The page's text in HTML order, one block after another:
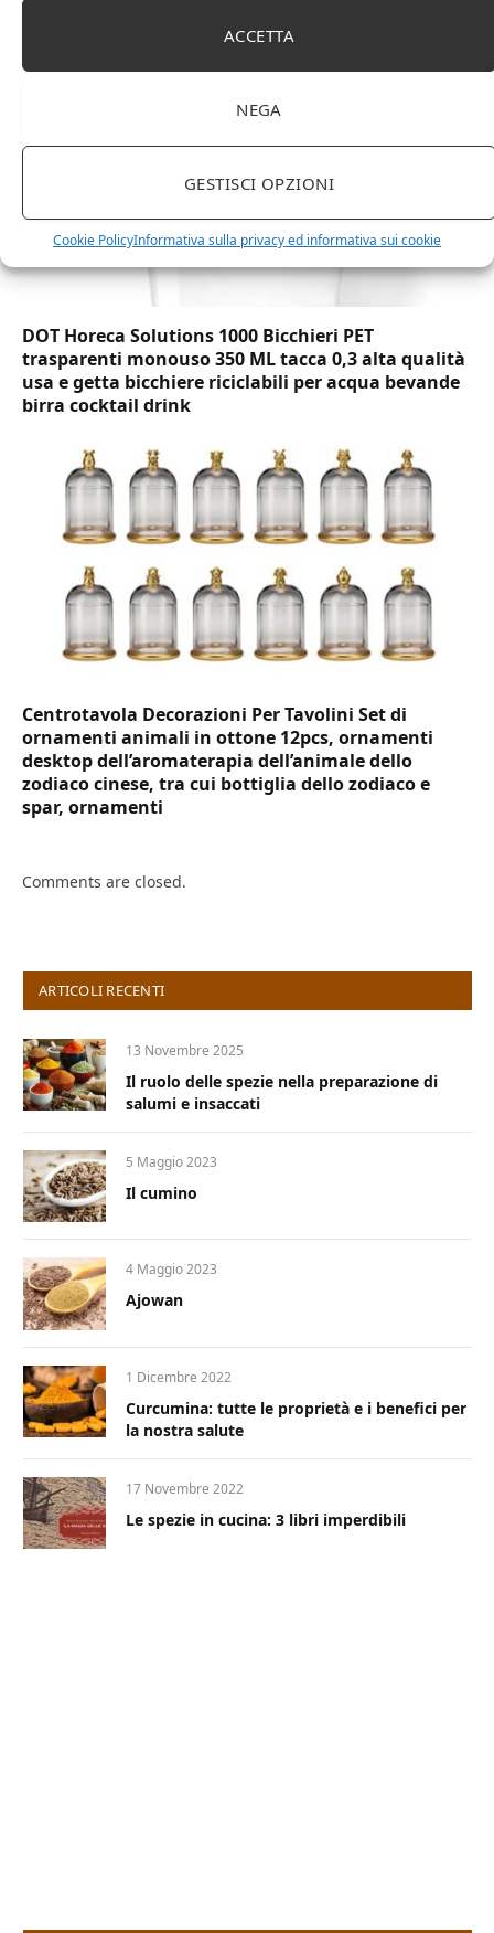
ACCETTA
NEGA
GESTISCI OPZIONI
Cookie PolicyInformativa sulla privacy ed informativa sui cookie
DOT Horeca Solutions 1000 Bicchieri PET
trasparenti monouso 350 ML tacca 0,3 alta qualità
usa e getta bicchiere riciclabili per acqua bevande
birra cocktail drink
Centrotavola Decorazioni Per Tavolini Set di
ornamenti animali in ottone 12pcs, ornamenti
desktop dell’aromaterapia dell’animale dello
zodiaco cinese, tra cui bottiglia dello zodiaco e
spar, ornamenti
Comments are closed.
ARTICOLI RECENTI
13 Novembre 2025
Il ruolo delle spezie nella preparazione di
salumi e insaccati
5 Maggio 2023
Il cumino
4 Maggio 2023
Ajowan
1 Dicembre 2022
Curcumina: tutte le proprietà e i benefici per
la nostra salute
17 Novembre 2022
Le spezie in cucina: 3 libri imperdibili